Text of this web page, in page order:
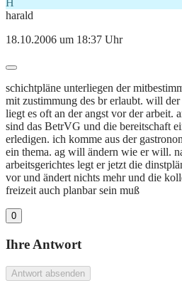
H
harald
18.10.2006 um 18:37 Uhr
schichtpläne unterliegen der
mit zustimmung des br erlaubt. will
liegt es oft an der angst vor der arbeit.
sind das BetrVG und die bereitschaft
erledigen. ich komme aus der
ein thema. ag will ändern wie er will.
arbeitsgerichtes legt er jetzt die
vor und ändert nichts mehr und die
freizeit auch planbar sein muß
0
Ihre Antwort
Antwort absenden